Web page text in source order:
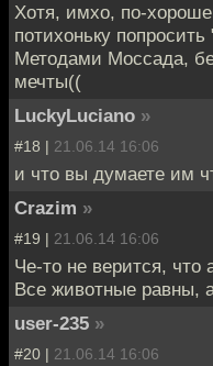
Хотя, имхо, по-
потихоньку
Методами Моссада,
мечты((
LuckyLuciano »
#18 | 21.06.14 16:06
и что вы думаете им
Crazim »
#19 | 21.06.14 16:06
Че-то не верится, что
Все животные равны,
user-235 »
#20 | 21.06.14 16:06